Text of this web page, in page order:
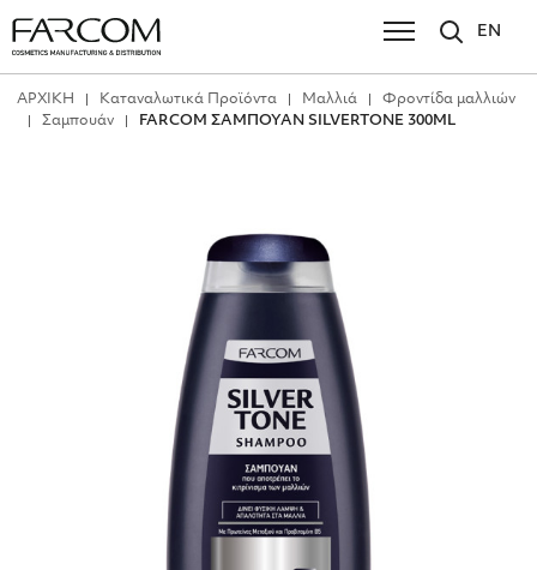
EN
ΑΡΧΙΚΗ Καταναλωτικά Προϊόντα Μαλλιά
Φροντίδα μαλλιών
Σαμπουάν
FARCOM ΣΑΜΠΟΥΑΝ SILVERTONE 300ML